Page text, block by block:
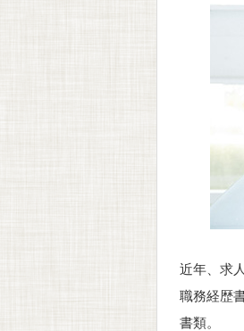
近年、求
職務経歴
書類。